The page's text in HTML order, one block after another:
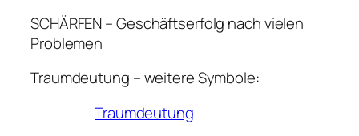
SCHÄRFEN – Geschäftserfolg nach vielen
Problemen
Traumdeutung – weitere Symbole:
Traumdeutung